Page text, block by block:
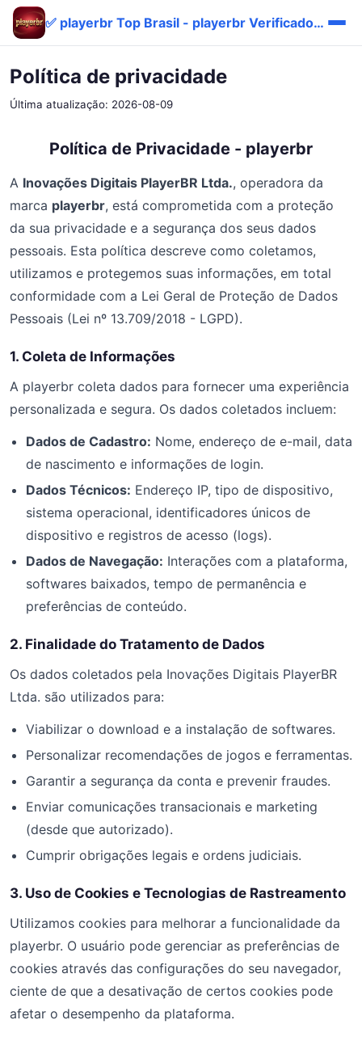
✅ playerbr Top Brasil - playerbr Verificado Fácil Bônus ⚡
Política de privacidade
Última atualização: 2026-08-09
Política de Privacidade - playerbr
A Inovações Digitais PlayerBR Ltda., operadora da
marca playerbr, está comprometida com a proteção
da sua privacidade e a segurança dos seus dados
pessoais. Esta política descreve como coletamos,
utilizamos e protegemos suas informações, em total
conformidade com a Lei Geral de Proteção de Dados
Pessoais (Lei nº 13.709/2018 - LGPD).
1. Coleta de Informações
A playerbr coleta dados para fornecer uma experiência
personalizada e segura. Os dados coletados incluem:
Dados de Cadastro: Nome, endereço de e-mail, data
de nascimento e informações de login.
Dados Técnicos: Endereço IP, tipo de dispositivo,
sistema operacional, identificadores únicos de
dispositivo e registros de acesso (logs).
Dados de Navegação: Interações com a plataforma,
softwares baixados, tempo de permanência e
preferências de conteúdo.
2. Finalidade do Tratamento de Dados
Os dados coletados pela Inovações Digitais PlayerBR
Ltda. são utilizados para:
Viabilizar o download e a instalação de softwares.
Personalizar recomendações de jogos e ferramentas.
Garantir a segurança da conta e prevenir fraudes.
Enviar comunicações transacionais e marketing
(desde que autorizado).
Cumprir obrigações legais e ordens judiciais.
3. Uso de Cookies e Tecnologias de Rastreamento
Utilizamos cookies para melhorar a funcionalidade da
playerbr. O usuário pode gerenciar as preferências de
cookies através das configurações do seu navegador,
ciente de que a desativação de certos cookies pode
afetar o desempenho da plataforma.